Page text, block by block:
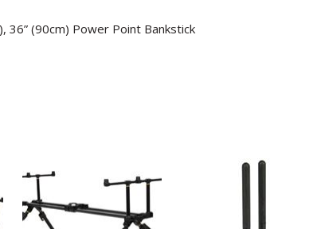
36” (90cm) Power Point Bankstick